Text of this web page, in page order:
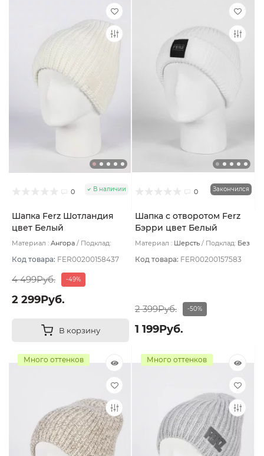
0 В наличии
Шапка Ferz Шотландия
цвет Белый
Материал : Ангора
Подклад:
Код товара: FER00200158437
4 499Руб. -49%
2 299Руб.
В корзину
0 Закончился
Шапка с отворотом Ferz
Бэрри цвет Белый
Материал : Шерсть Подклад: Без
Код товара: FER00200157583
2 399Руб. -50%
1 199Руб.
Много оттенков Много оттенков